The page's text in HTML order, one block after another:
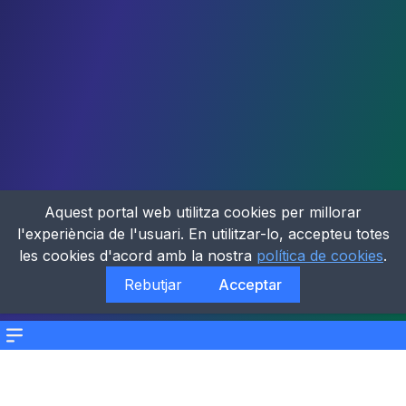
Menu
Aquest portal web utilitza cookies per millorar
l'experiència de l'usuari. En utilitzar-lo, accepteu totes
les cookies d'acord amb la nostra política de cookies.
Rebutjar
Acceptar